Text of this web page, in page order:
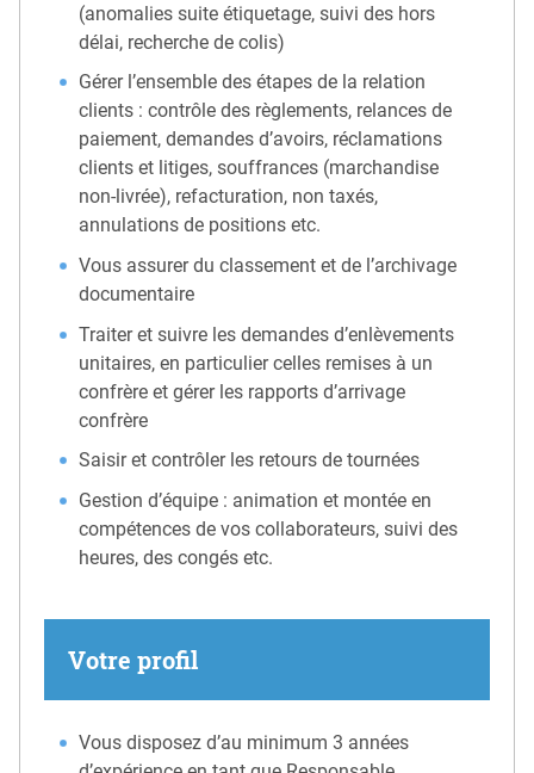
(anomalies suite étiquetage, suivi des hors
délai, recherche de colis)
Gérer l’ensemble des étapes de la relation
clients : contrôle des règlements, relances de
paiement, demandes d’avoirs, réclamations
clients et litiges, souffrances (marchandise
non-livrée), refacturation, non taxés,
annulations de positions etc.
Vous assurer du classement et de l’archivage
documentaire
Traiter et suivre les demandes d’enlèvements
unitaires, en particulier celles remises à un
confrère et gérer les rapports d’arrivage
confrère
Saisir et contrôler les retours de tournées
Gestion d’équipe : animation et montée en
compétences de vos collaborateurs, suivi des
heures, des congés etc.
Votre profil
Vous disposez d’au minimum 3 années